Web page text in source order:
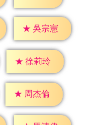
★ 吳宗憲
★ 徐莉玲
★ 周杰倫